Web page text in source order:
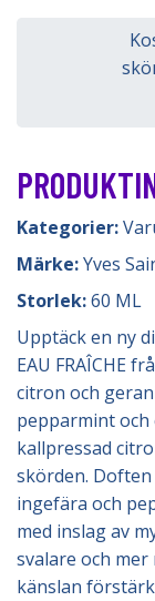
Kategorier:
Märke:Yves
Storlek:60 ML
Upptäck en ny
EAU FRAÎCHE
citron och
pepparmint
kallpressad
skörden.
ingefära och
med inslag av
svalare och
känslan